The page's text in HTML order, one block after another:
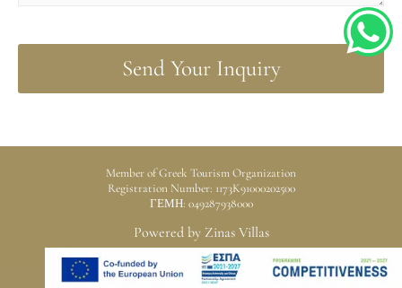
h
a
Member of Greek Tourism Organization
Registration Number: 1173K91000202500
ΓΕΜΗ: 049287938000
Powered by Zinas Villas